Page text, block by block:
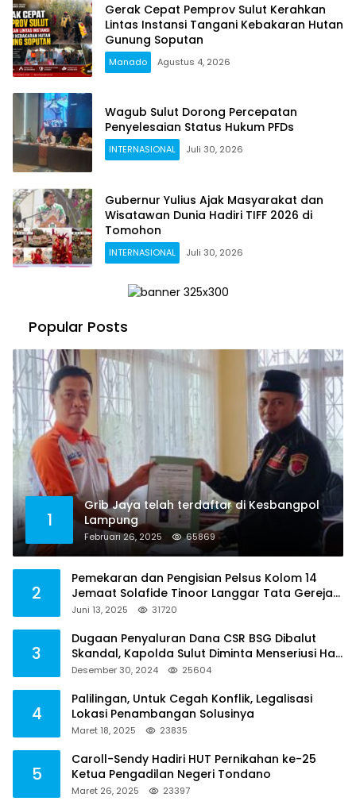
Gerak Cepat Pemprov Sulut Kerahkan
Lintas Instansi Tangani Kebakaran Hutan
Gunung Soputan
Manado Agustus 4, 2026
Wagub Sulut Dorong Percepatan
Penyelesaian Status Hukum PFDs
INTERNASIONAL Juli 30, 2026
Gubernur Yulius Ajak Masyarakat dan
Wisatawan Dunia Hadiri TIFF 2026 di
Tomohon
INTERNASIONAL Juli 30, 2026
Popular Posts
1
Grib Jaya telah terdaftar di Kesbangpol
Lampung
Februari 26, 2025 65869
2
Pemekaran dan Pengisian Pelsus Kolom 14
Jemaat Solafide Tinoor Langgar Tata Gereja
2021, Toreh : Ini Perbuatan Melawan Hukum
Juni 13, 2025 31720
3
Dugaan Penyaluran Dana CSR BSG Dibalut
Skandal, Kapolda Sulut Diminta Menseriusi Hal
ini
Desember 30, 2024 25604
4
Palilingan, Untuk Cegah Konflik, Legalisasi
Lokasi Penambangan Solusinya
Maret 18, 2025 23835
5
Caroll-Sendy Hadiri HUT Pernikahan ke-25
Ketua Pengadilan Negeri Tondano
Maret 26, 2025 23397